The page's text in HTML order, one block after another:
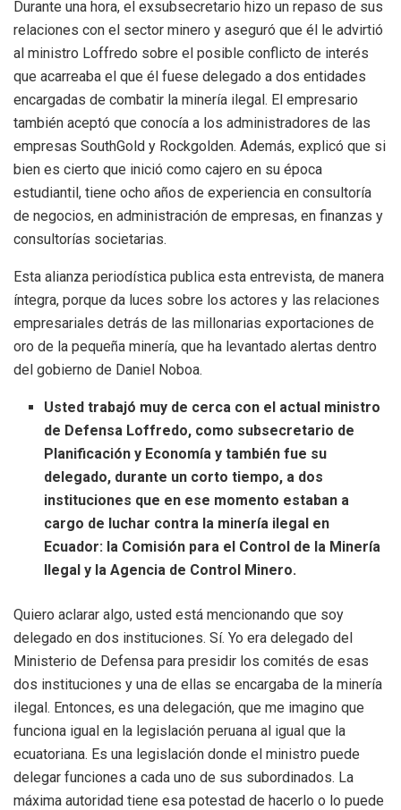
Durante una hora, el exsubsecretario hizo un repaso de sus
relaciones con el sector minero y aseguró que él le advirtió
al ministro Loffredo sobre el posible conflicto de interés
que acarreaba el que él fuese delegado a dos entidades
encargadas de combatir la minería ilegal. El empresario
también aceptó que conocía a los administradores de las
empresas SouthGold y Rockgolden. Además, explicó que si
bien es cierto que inició como cajero en su época
estudiantil, tiene ocho años de experiencia en consultoría
de negocios, en administración de empresas, en finanzas y
consultorías societarias.
Esta alianza periodística publica esta entrevista, de manera
íntegra, porque da luces sobre los actores y las relaciones
empresariales detrás de las millonarias exportaciones de
oro de la pequeña minería, que ha levantado alertas dentro
del gobierno de Daniel Noboa.
Usted trabajó muy de cerca con el actual ministro
de Defensa Loffredo, como subsecretario de
Planificación y Economía y también fue su
delegado, durante un corto tiempo, a dos
instituciones que en ese momento estaban a
cargo de luchar contra la minería ilegal en
Ecuador: la Comisión para el Control de la Minería
Ilegal y la Agencia de Control Minero.
Quiero aclarar algo, usted está mencionando que soy
delegado en dos instituciones. Sí. Yo era delegado del
Ministerio de Defensa para presidir los comités de esas
dos instituciones y una de ellas se encargaba de la minería
ilegal. Entonces, es una delegación, que me imagino que
funciona igual en la legislación peruana al igual que la
ecuatoriana. Es una legislación donde el ministro puede
delegar funciones a cada uno de sus subordinados. La
máxima autoridad tiene esa potestad de hacerlo o lo puede